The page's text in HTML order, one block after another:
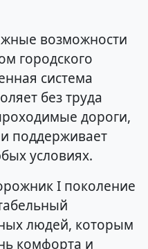
возможности
городского
система
без труда
дороги,
поддерживает
условиях.
I поколение
людей, которым
комфорта и